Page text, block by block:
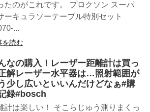
たのがこれです。 プロクソン スーパ
ーキュラソーテーブル特別セット
...
を読む
なの購入！レーザー距離計は買っ
解レーザー水平器は…照射範囲が
少し広いといいんだけどなぁ#購
録#bosch
計は楽しい！ そこらじゅう測りまくっ